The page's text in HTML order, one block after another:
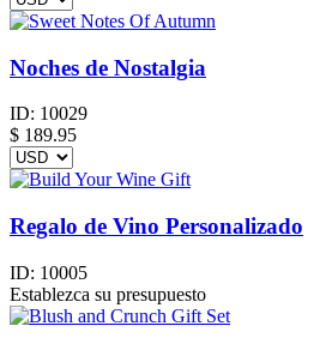
Noches de Nostalgia
ID: 10029
$ 189.95
Regalo de Vino Personalizado
ID: 10005
Establezca su presupuesto